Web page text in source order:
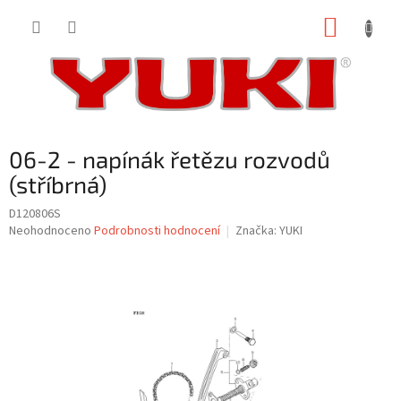
06-2 - napínák řetězu rozvodů
(stříbrná)
D120806S
Průměrné
Neohodnoceno Podrobnosti hodnocení Značka: YUKI